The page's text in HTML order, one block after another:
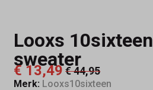
Looxs 10sixteen
sweater
€ 13,49€ 44,95
Merk: Looxs10sixteen